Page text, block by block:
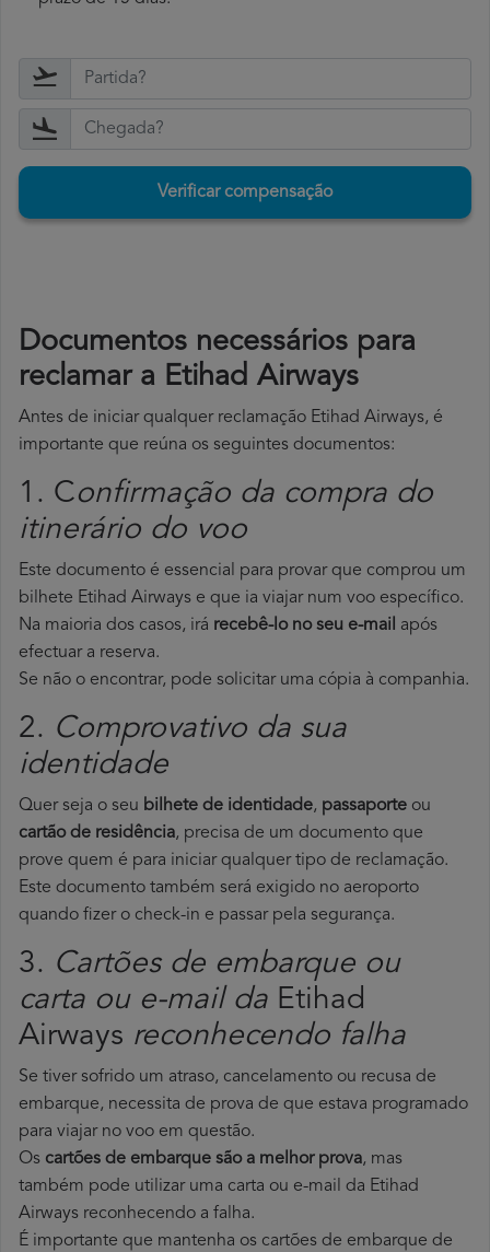
Verificar compensação
Documentos necessários para
reclamar a Etihad Airways
Antes de iniciar qualquer reclamação Etihad Airways, é
importante que reúna os seguintes documentos:
1. Confirmação da compra do
itinerário do voo
Este documento é essencial para provar que comprou um
bilhete Etihad Airways e que ia viajar num voo específico.
Na maioria dos casos, irá recebê-lo no seu e-mail após
efectuar a reserva.
Se não o encontrar, pode solicitar uma cópia à companhia.
2. Comprovativo da sua
identidade
Quer seja o seu bilhete de identidade, passaporte ou
cartão de residência, precisa de um documento que
prove quem é para iniciar qualquer tipo de reclamação.
Este documento também será exigido no aeroporto
quando fizer o check-in e passar pela segurança.
3. Cartões de embarque ou
carta ou e-mail da Etihad
Airways reconhecendo falha
Se tiver sofrido um atraso, cancelamento ou recusa de
embarque, necessita de prova de que estava programado
para viajar no voo em questão.
Os cartões de embarque são a melhor prova, mas
também pode utilizar uma carta ou e-mail da Etihad
Airways reconhecendo a falha.
É importante que mantenha os cartões de embarque de